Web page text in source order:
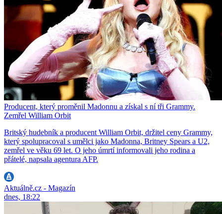
Producent, který proměnil Madonnu a získal s ní tři Grammy.
Zemřel William Orbit
Britský hudebník a producent William Orbit, držitel ceny Grammy,
který spolupracoval s umělci jako Madonna, Britney Spears a U2,
zemřel ve věku 69 let. O jeho úmrtí informovali jeho rodina a
přátelé, napsala agentura AFP.
Aktuálně.cz - Magazín
dnes, 18:22